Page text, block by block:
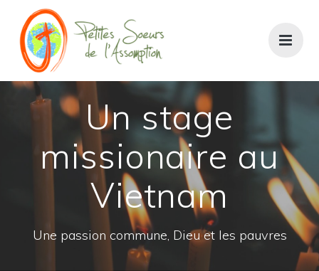
contenu
Un stage
missionaire au
Vietnam
Une passion commune, Dieu et les pauvres